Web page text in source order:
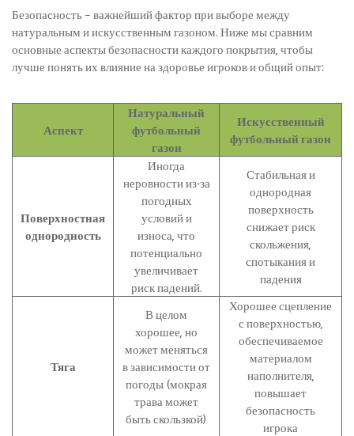
Безопасность – важнейший фактор при выборе между
натуральным и искусственным газоном. Ниже мы сравним
основные аспекты безопасности каждого покрытия, чтобы
лучше понять их влияние на здоровье игроков и общий опыт:
Аспект
Натуральный
футбольный
газон
Искусственный
футбольный газон
Поверхностная
однородность
Иногда
неровности из-за
погодных
условий и
износа, что
потенциально
увеличивает
риск падений.
Стабильная и
однородная
поверхность
снижает риск
скольжения,
спотыкания и
падения
Тяга
В целом
хорошее, но
может меняться
в зависимости от
погоды (мокрая
трава может
быть скользкой)
Хорошее сцепление
с поверхностью,
обеспечиваемое
материалом
наполнителя,
повышает
безопасность
игрока